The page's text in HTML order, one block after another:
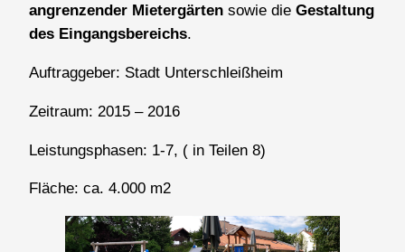
angrenzender Mietergärten sowie die Gestaltung
des Eingangsbereichs.
Auftraggeber: Stadt Unterschleißheim
Zeitraum: 2015 – 2016
Leistungsphasen: 1-7, ( in Teilen 8)
Fläche: ca. 4.000 m2